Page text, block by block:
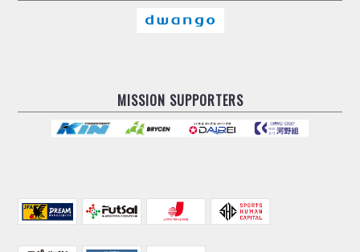
MISSION SUPPORTERS